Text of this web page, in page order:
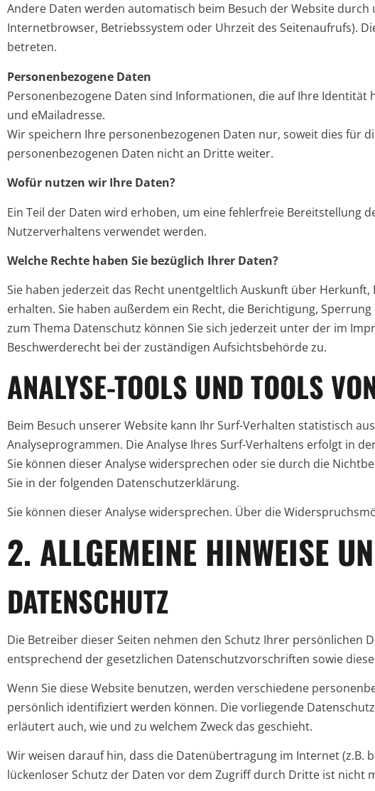
Andere Daten werden automatisch beim Besuch der Website
Internetbrowser, Betriebssystem oder Uhrzeit des Seitenaufrufs).
betreten.
Personenbezogene Daten
Personenbezogene Daten sind Informationen, die auf Ihre
und eMailadresse.
Wir speichern Ihre personenbezogenen Daten nur, soweit dies für
personenbezogenen Daten nicht an Dritte weiter.
Wofür nutzen wir Ihre Daten?
Ein Teil der Daten wird erhoben, um eine fehlerfreie Bereitstellung
Nutzerverhaltens verwendet werden.
Welche Rechte haben Sie bezüglich Ihrer Daten?
Sie haben jederzeit das Recht unentgeltlich Auskunft über
erhalten. Sie haben außerdem ein Recht, die Berichtigung,
zum Thema Datenschutz können Sie sich jederzeit unter der im
Beschwerderecht bei der zuständigen Aufsichtsbehörde zu.
ANALYSE-TOOLS UND TOOLS
Beim Besuch unserer Website kann Ihr Surf-Verhalten statistisch
Analyseprogrammen. Die Analyse Ihres Surf-Verhaltens erfolgt in
Sie können dieser Analyse widersprechen oder sie durch die
Sie in der folgenden Datenschutzerklärung.
Sie können dieser Analyse widersprechen. Über die
2. ALLGEMEINE HINWEISE
DATENSCHUTZ
Die Betreiber dieser Seiten nehmen den Schutz Ihrer
entsprechend der gesetzlichen Datenschutzvorschriften sowie
Wenn Sie diese Website benutzen, werden verschiedene
persönlich identifiziert werden können. Die vorliegende
erläutert auch, wie und zu welchem Zweck das geschieht.
Wir weisen darauf hin, dass die Datenübertragung im Internet (z.B.
lückenloser Schutz der Daten vor dem Zugriff durch Dritte ist nicht